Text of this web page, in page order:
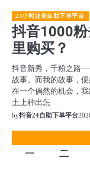
24小时业务自助下单平台
抖音1000
里购买？
抖音新秀，千粉之路
故事。而我的故事，
在一个偶然的机会，
土上种出怎
by抖音24自助下单平台
一
二